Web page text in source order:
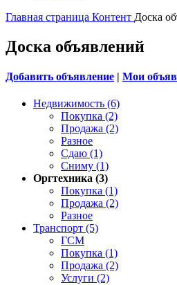
Главная страница Контент Доска
Доска объявлений
Добавить объявление | Мои
Недвижимость (6)
Покупка (2)
Продажа (2)
Разное
Сдаю (1)
Сниму (1)
Оргтехника (3)
Покупка (1)
Продажа (2)
Разное
Транспорт (5)
ГСМ
Покупка (1)
Продажа (2)
Услуги (2)